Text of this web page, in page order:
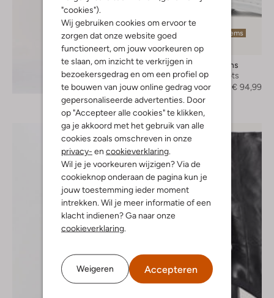
"cookies").
Wij gebruiken cookies om ervoor te
zorgen dat onze website goed
functioneert, om jouw voorkeuren op
te slaan, om inzicht te verkrijgen in
bezoekersgedrag en om een profiel op
te bouwen van jouw online gedrag voor
gepersonaliseerde advertenties. Door
op "Accepteer alle cookies" te klikken,
ga je akkoord met het gebruik van alle
cookies zoals omschreven in onze
privacy- en cookieverklaring
Wil je je voorkeuren wijzigen? Via de
cookieknop onderaan de pagina kun je
jouw toestemming ieder moment
intrekken. Wil je meer informatie of een
klacht indienen? Ga naar onze
cookieverklaring
Weigeren Accepteren
Ontdek de look
Laatste items
-50%
Dr Martens
Veterboots
€ 189,95
€ 94,99